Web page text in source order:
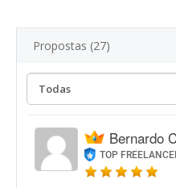
Propostas (27)
Bernardo
TOP